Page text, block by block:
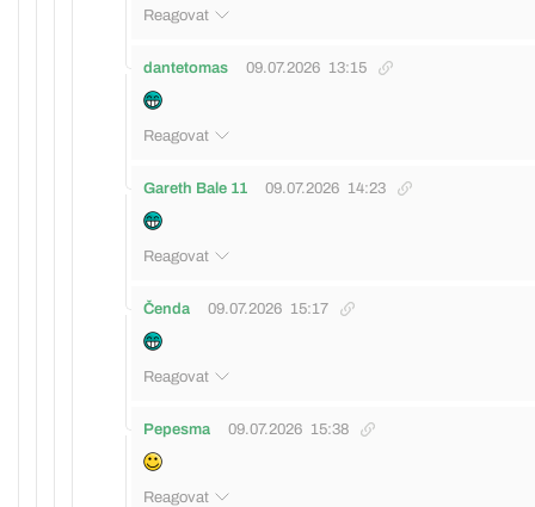
Reagovat
dantetomas 09.07.2026 13:15
Reagovat
Gareth Bale 11 09.07.2026 14:23
Reagovat
Čenda 09.07.2026 15:17
Reagovat
Pepesma 09.07.2026 15:38
Reagovat